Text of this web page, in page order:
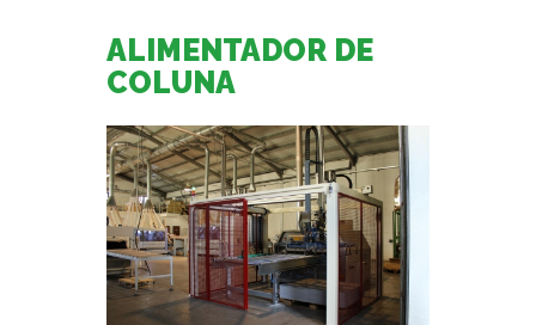
ALIMENTADOR DE
COLUNA